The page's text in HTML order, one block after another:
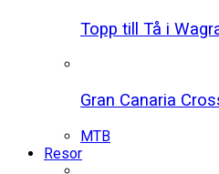
Topp till Tå i
Gran Canaria
MTB
Resor